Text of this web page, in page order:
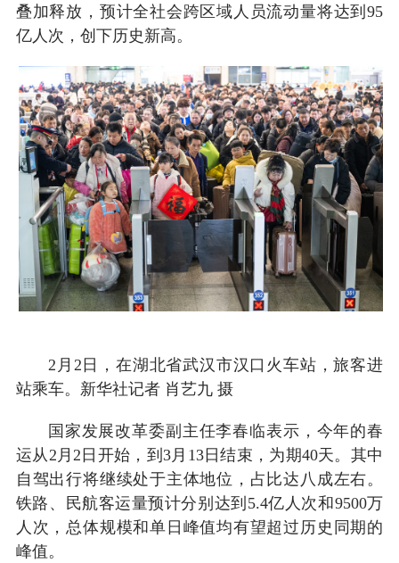
叠加释放，预计全社会跨区域人员流动量将达到95
亿人次，创下历史新高。
2月2日，在湖北省武汉市汉口火车站，旅客进
站乘车。新华社记者 肖艺九 摄
国家发展改革委副主任李春临表示，今年的春
运从2月2日开始，到3月13日结束，为期40天。其中
自驾出行将继续处于主体地位，占比达八成左右。
铁路、民航客运量预计分别达到5.4亿人次和9500万
人次，总体规模和单日峰值均有望超过历史同期的
峰值。